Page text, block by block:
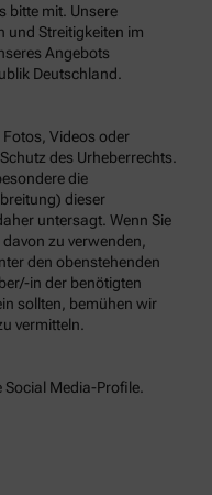
bitte mit. Unsere
und Streitigkeiten im
Angebots
Deutschland.
Fotos, Videos oder
des Urheberrechts.
die
dieser
untersagt. Wenn Sie
zu verwenden,
den obenstehenden
in der benötigten
sollten, bemühen wir
vermitteln.
Media-Profile.